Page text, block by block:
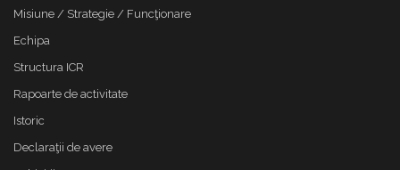
Misiune / Strategie / Funcţionare
Echipa
Structura ICR
Rapoarte de activitate
Istoric
Declaraţii de avere